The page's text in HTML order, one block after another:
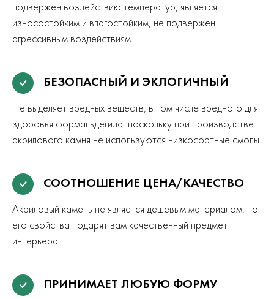
подвержен воздействию температур, является
износостойким и влагостойким, не подвержен
агрессивным воздействиям.
БЕЗОПАСНЫЙ И ЭКЛОГИЧНЫЙ
Не выделяет вредных веществ, в том числе вредного для
здоровья формальдегида, поскольку при производстве
акрилового камня не используются низкосортные смолы.
СООТНОШЕНИЕ ЦЕНА/КАЧЕСТВО
Акриловый камень не является дешевым материалом, но
его свойства подарят вам качественный предмет
интерьера.
ПРИНИМАЕТ ЛЮБУЮ ФОРМУ